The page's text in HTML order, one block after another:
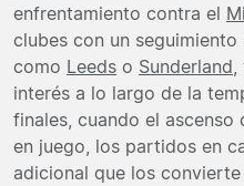
enfrentamiento contra el
clubes con un seguimiento
como Leeds o Sunderland
interés a lo largo de la
finales, cuando el
en juego, los partidos en
adicional que los